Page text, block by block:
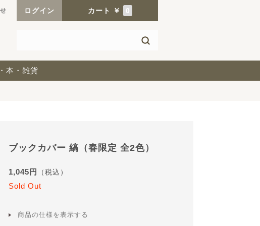
ログイン カート ￥ 0
本・雑貨
ブックカバー 縞（春限定 全2色）
1,045円 （税込）
Sold Out
商品の仕様を表示する